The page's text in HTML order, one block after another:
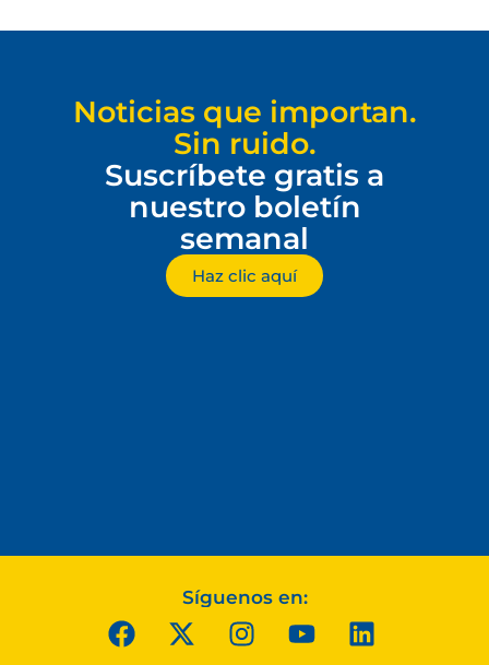
Noticias que importan.
Sin ruido.
Suscríbete gratis a
nuestro boletín
semanal
Haz clic aquí
Síguenos en: